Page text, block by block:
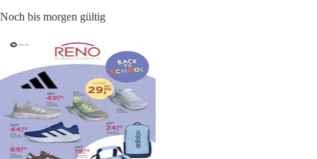
Noch bis morgen gültig